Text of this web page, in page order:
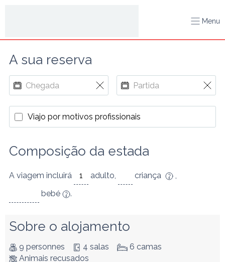
Menu
A sua reserva
Viajo por motivos profissionais
Composição da estada
A viagem incluirá adulto, criança
,
bebé
.
Sobre o alojamento
9 personnes 4 salas
6 camas
Animais recusados